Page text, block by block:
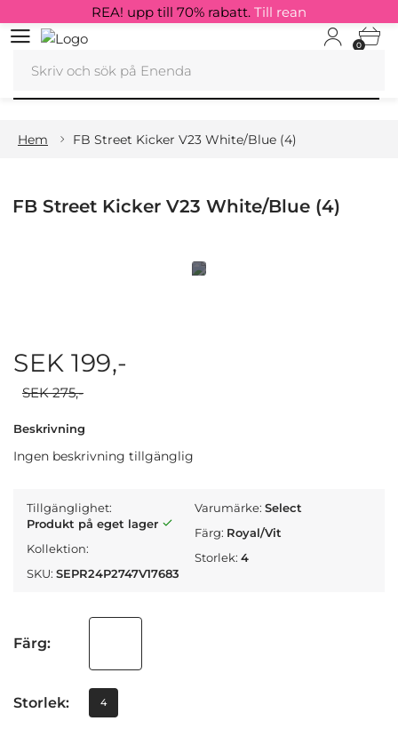
0
REA! upp till 70% rabatt. Till rean
Hem FB Street Kicker V23 White/Blue (4)
FB Street Kicker V23 White/Blue (4)
SEK 199,-
SEK 275,-
Beskrivning
Ingen beskrivning tillgänglig
Tillgänglighet:
Produkt på eget lager
Kollektion:
SKU: SEPR24P2747V17683
Varumärke:Select
Färg: Royal/Vit
Storlek:4
Färg:
Storlek: 4